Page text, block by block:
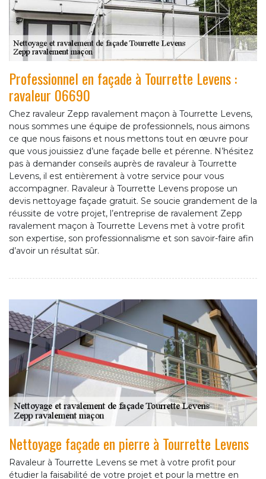
Professionnel en façade à Tourrette Levens :
ravaleur 06690
Chez ravaleur Zepp ravalement maçon à Tourrette Levens,
nous sommes une équipe de professionnels, nous aimons
ce que nous faisons et nous mettons tout en œuvre pour
que vous jouissiez d’une façade belle et pérenne. N’hésitez
pas à demander conseils auprès de ravaleur à Tourrette
Levens, il est entièrement à votre service pour vous
accompagner. Ravaleur à Tourrette Levens propose un
devis nettoyage façade gratuit. Se soucie grandement de la
réussite de votre projet, l’entreprise de ravalement Zepp
ravalement maçon à Tourrette Levens met à votre profit
son expertise, son professionnalisme et son savoir-faire afin
d’avoir un résultat sûr.
Nettoyage façade en pierre à Tourrette Levens
Ravaleur à Tourrette Levens se met à votre profit pour
étudier la faisabilité de votre projet et pour la mettre en